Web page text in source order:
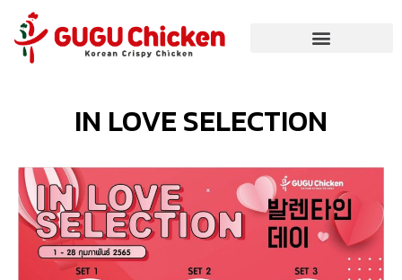
IN LOVE SELECTION